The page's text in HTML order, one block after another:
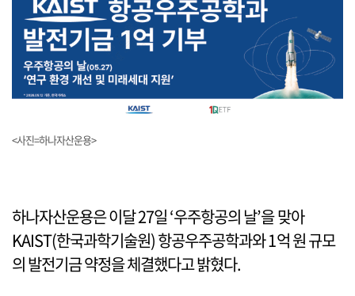
<사진=하나자산운용>
하나자산운용은 이달 27일 ‘우주항공의 날’을 맞아
KAIST(한국과학기술원) 항공우주공학과와 1억 원 규모
의 발전기금 약정을 체결했다고 밝혔다.